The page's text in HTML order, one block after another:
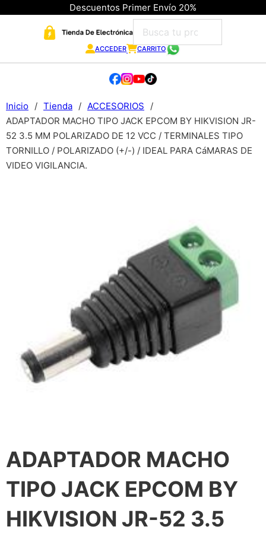
Descuentos Primer Envío 20%
ACCEDER CARRITO
Inicio / Tienda / ACCESORIOS
/
ADAPTADOR MACHO TIPO JACK EPCOM BY HIKVISION JR-
52 3.5 MM POLARIZADO DE 12 VCC / TERMINALES TIPO
TORNILLO / POLARIZADO (+/-) / IDEAL PARA CáMARAS DE
VIDEO VIGILANCIA.
ADAPTADOR MACHO
TIPO JACK EPCOM BY
HIKVISION JR-52 3.5